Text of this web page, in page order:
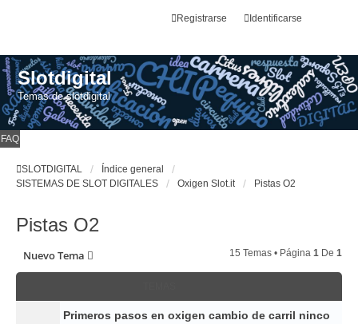
Identificarse
Registrarse
Slotdigital
Temas de slotdigital
FAQ
SLOTDIGITAL
Índice general
SISTEMAS DE SLOT DIGITALES
Oxigen Slot.it Pistas O2
Pistas O2
Nuevo Tema 15 Temas • Página 1 De 1
Primeros pasos en oxigen cambio de carril ninco